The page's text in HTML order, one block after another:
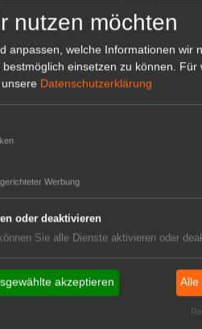
der
für
nutzen möchten
anpassen, welche Informationen wir
einsetzen zu können. Für
Datenschutzerklärung
Werbung
oder deaktivieren
Sie alle Dienste aktivieren oder
akzeptieren Alle